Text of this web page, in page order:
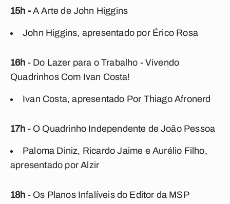
15h -A Arte de John Higgins
John Higgins, apresentado por Érico Rosa
16h - Do Lazer para o Trabalho - Vivendo
Quadrinhos Com Ivan Costa!
Ivan Costa, apresentado Por Thiago Afronerd
17h - O Quadrinho Independente de João Pessoa
Paloma Diniz, Ricardo Jaime e Aurélio Filho,
apresentado por Alzir
18h - Os Planos Infalíveis do Editor da MSP